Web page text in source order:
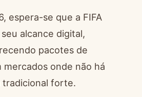
espera-se que a FIFA
alcance digital,
pacotes de
onde não há
forte.